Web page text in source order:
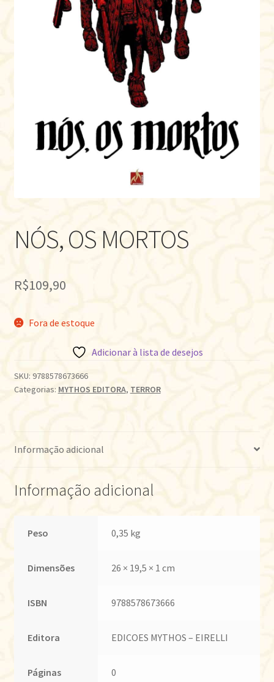
NÓS, OS MORTOS
R$109,90
Fora de estoque
Adicionar à lista de desejos
SKU: 9788578673666
Categorias: MYTHOS EDITORA, TERROR
Informação adicional
Informação adicional
Peso 0,35 kg
Dimensões 26 × 19,5 × 1 cm
ISBN 9788578673666
Editora EDICOES MYTHOS – EIRELLI
Páginas 0